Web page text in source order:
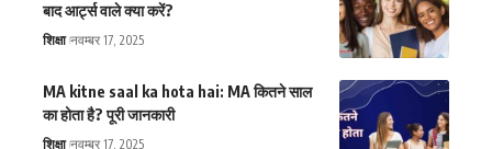
बाद आर्ट्स वाले क्या करें?
शिक्षा नवम्बर 17, 2025
MA kitne saal ka hota hai: MA कितने साल
का होता है? पूरी जानकारी
शिक्षा नवम्बर 17, 2025